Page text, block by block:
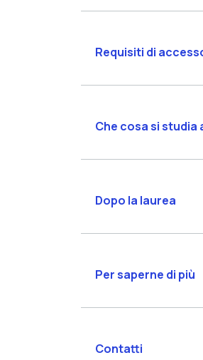
Requisiti di
Che cosa si studia
Dopo la laurea
Per saperne di più
Contatti